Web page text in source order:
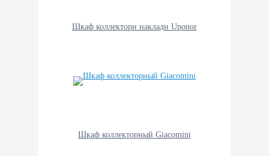
Шкаф коллекторн накладн Uponor
Шкаф коллекторный Giacomini